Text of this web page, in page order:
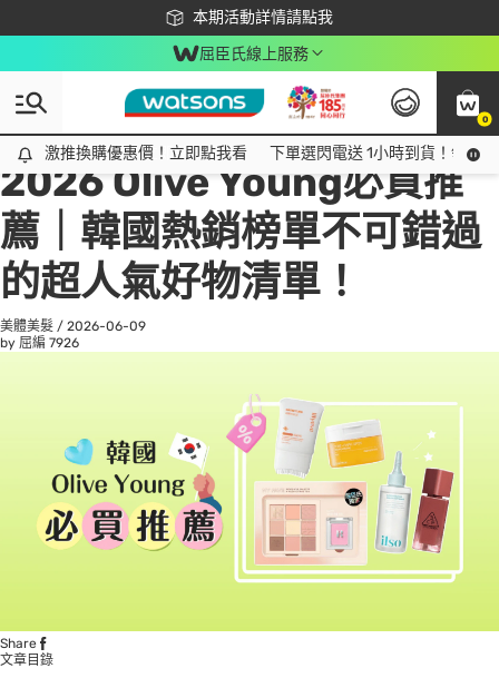
本期活動詳情請點我
下載app最高回饋$350
屈臣氏線上服務
0
激推換購優惠價！立即點我看
激推換購優惠價！立即點我看 下單選閃電送 1小時到貨！領神
All
話題趨勢
2026 Olive Young必買推
薦｜韓國熱銷榜單不可錯過
的超人氣好物清單！
美體美髮 / 2026-06-09
by 屈編 7926
Share
文章目錄